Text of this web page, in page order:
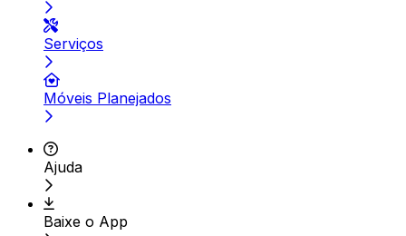
Serviços
Móveis Planejados
Ajuda
Baixe o App